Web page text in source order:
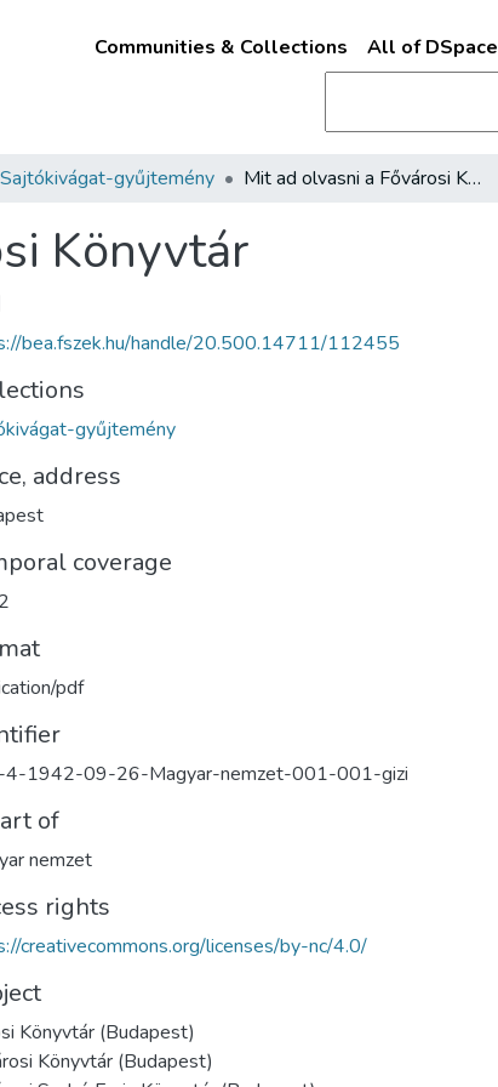
Communities & Collections All of DSpace
Sajtókivágat-gyűjtemény Mit ad olvasni a Fővárosi Könyvtár
Könyvtár
bea.fszek.hu/handle/20.500.14711/112455
gyűjtemény
address
coverage
pdf
1942-09-26-Magyar-nemzet-001-001-gizi
of
nemzet
rights
creativecommons.org/licenses/by-nc/4.0/
Könyvtár (Budapest)
Könyvtár (Budapest)